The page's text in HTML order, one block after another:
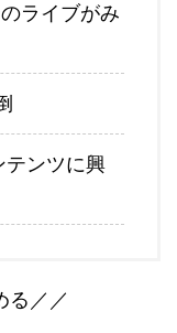
ライブがみ
テンツに興
る／／